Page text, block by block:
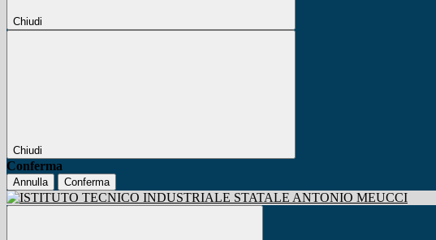
Chiudi
Chiudi
Conferma
Annulla Conferma